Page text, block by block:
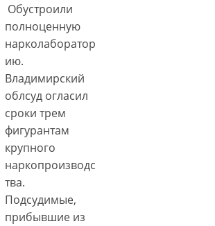
Обустроили
полноценную
нарколаборатор
ию.
Владимирский
облсуд огласил
сроки трем
фигурантам
крупного
наркопроизводс
тва.
Подсудимые,
прибывшие из